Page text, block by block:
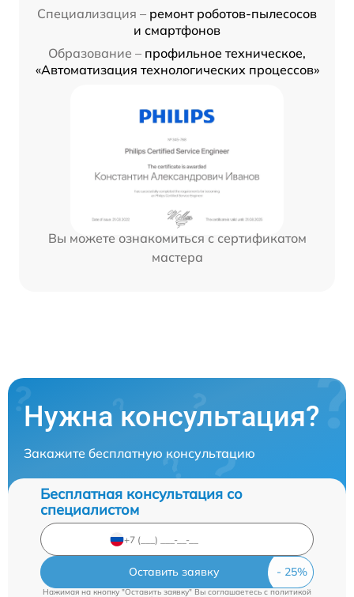
Специализация – ремонт роботов-пылесосов
и смартфонов
Образование – профильное техническое,
«Автоматизация технологических процессов»
Вы можете ознакомиться с сертификатом
мастера
Нужна консультация?
Закажите бесплатную консультацию
Бесплатная консультация со
специалистом
Оставить заявку
Нажимая на кнопку "Оставить заявку" Вы соглашаетесь c политикой